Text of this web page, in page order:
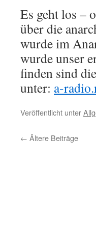
Es geht los –
über die
wurde im
wurde unser
finden sind
unter: a-
Veröffentlicht unter
← Ältere Beiträge